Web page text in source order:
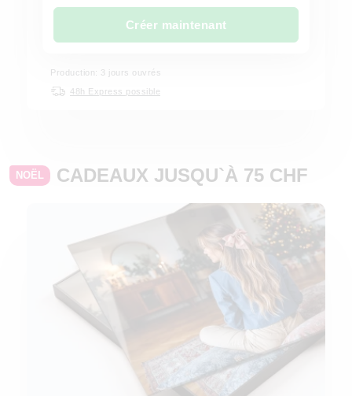
Créer maintenant
Production: 3 jours ouvrés
48h Express possible
NOËL CADEAUX JUSQU`À 75 CHF